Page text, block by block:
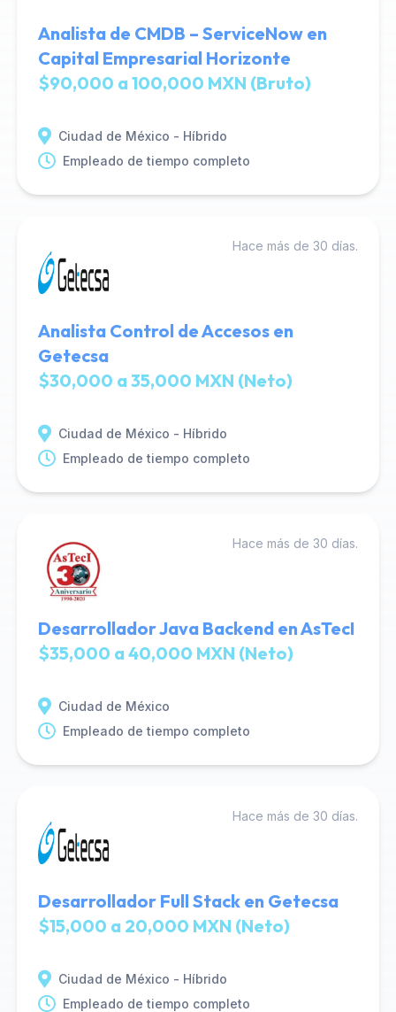
Analista de CMDB – ServiceNow en
Capital Empresarial Horizonte
$90,000 a 100,000 MXN (Bruto)
Ciudad de México - Híbrido
Empleado de tiempo completo
Hace más de 30 días.
Analista Control de Accesos en
Getecsa
$30,000 a 35,000 MXN (Neto)
Ciudad de México - Híbrido
Empleado de tiempo completo
Hace más de 30 días.
Desarrollador Java Backend en AsTecI
$35,000 a 40,000 MXN (Neto)
Ciudad de México
Empleado de tiempo completo
Hace más de 30 días.
Desarrollador Full Stack en Getecsa
$15,000 a 20,000 MXN (Neto)
Ciudad de México - Híbrido
Empleado de tiempo completo